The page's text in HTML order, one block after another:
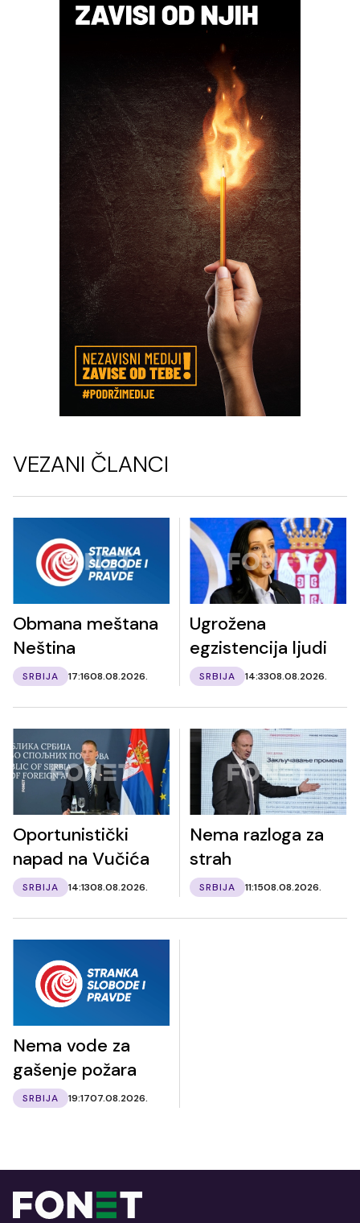
VEZANI ČLANCI
Obmana meštana
Neština
SRBIJA 17:1608.08.2026.
Ugrožena
egzistencija ljudi
SRBIJA 14:3308.08.2026.
Oportunistički
napad na Vučića
SRBIJA 14:1308.08.2026.
Nema razloga za
strah
SRBIJA 11:1508.08.2026.
Nema vode za
gašenje požara
SRBIJA 19:1707.08.2026.